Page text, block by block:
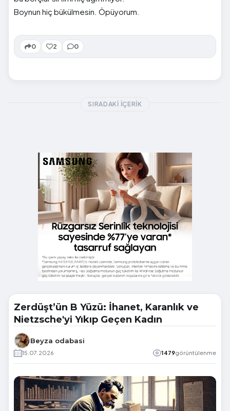
Boynun hiç bükülmesin. Öpüyorum.
0 2 0
SIRADAKI İÇERIK
Zerdüşt’ün B Yüzü: İhanet, Karanlık ve
Nietzsche'yi Yıkıp Geçen Kadın
Beyza odabasi
15.07.2026 1479görüntülenme